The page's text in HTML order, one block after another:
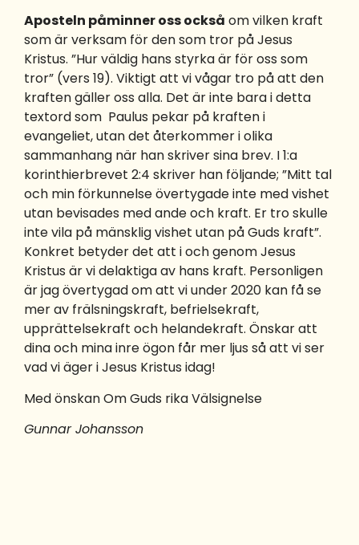
Aposteln påminner oss också om vilken kraft
som är verksam för den som tror på Jesus
Kristus. ”Hur väldig hans styrka är för oss som
tror” (vers 19). Viktigt att vi vågar tro på att den
kraften gäller oss alla. Det är inte bara i detta
textord som Paulus pekar på kraften i
evangeliet, utan det återkommer i olika
sammanhang när han skriver sina brev. I 1:a
korinthierbrevet 2:4 skriver han följande; ”Mitt tal
och min förkunnelse övertygade inte med vishet
utan bevisades med ande och kraft. Er tro skulle
inte vila på mänsklig vishet utan på Guds kraft”.
Konkret betyder det att i och genom Jesus
Kristus är vi delaktiga av hans kraft. Personligen
är jag övertygad om att vi under 2020 kan få se
mer av frälsningskraft, befrielsekraft,
upprättelsekraft och helandekraft. Önskar att
dina och mina inre ögon får mer ljus så att vi ser
vad vi äger i Jesus Kristus idag!
Med önskan Om Guds rika Välsignelse
Gunnar Johansson